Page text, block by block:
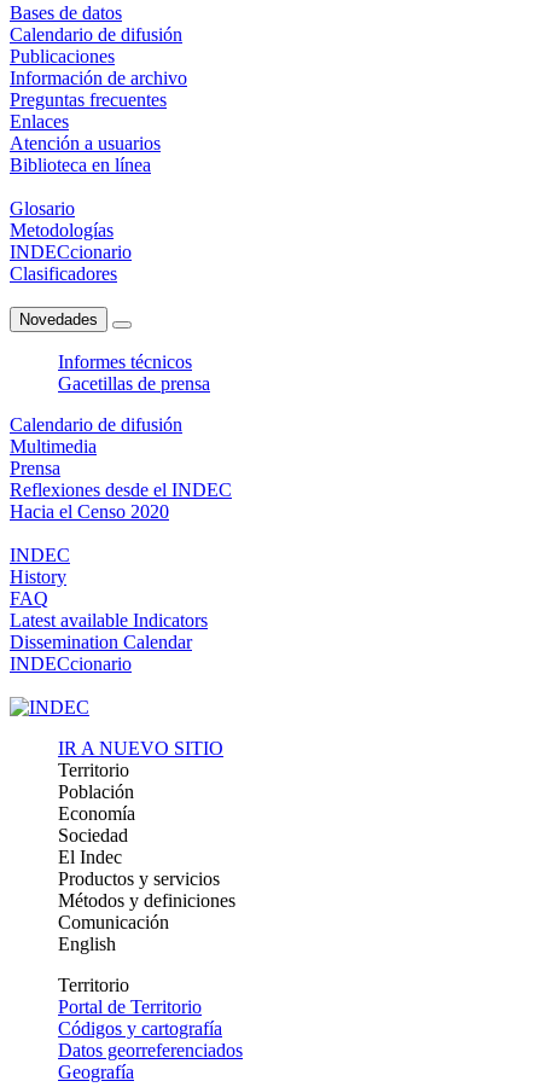
Bases de datos
Calendario de difusión
Publicaciones
Información de archivo
Preguntas frecuentes
Enlaces
Atención a usuarios
Biblioteca en línea
Glosario
Metodologías
INDECcionario
Clasificadores
Novedades
Informes técnicos
Gacetillas de prensa
Calendario de difusión
Multimedia
Prensa
Reflexiones desde el INDEC
Hacia el Censo 2020
INDEC
History
FAQ
Latest available Indicators
Dissemination Calendar
INDECcionario
IR A NUEVO SITIO
Territorio
Población
Economía
Sociedad
El Indec
Productos y servicios
Métodos y definiciones
Comunicación
English
Territorio
Portal de Territorio
Códigos y cartografía
Datos georreferenciados
Geografía